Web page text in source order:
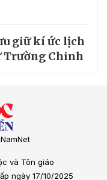
giữ kí ức lịch
Trường Chinh
và Tôn giáo
ngày 17/10/2025